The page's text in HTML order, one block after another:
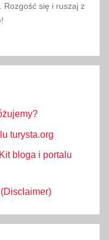
Rozgość się i ruszaj z
turysta.org
bloga i portalu